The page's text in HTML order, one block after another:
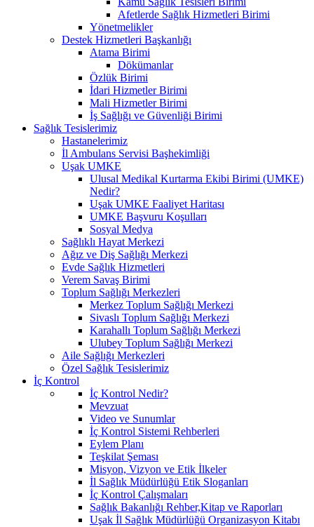
Afetlerde Sağlık Hizmetleri Birimi
Yönetmelikler
Destek Hizmetleri Başkanlığı
Atama Birimi
Dökümanlar
Özlük Birimi
İdari Hizmetler Birimi
Mali Hizmetler Birimi
İş Sağlığı ve Güvenliği Birimi
Sağlık Tesislerimiz
Hastanelerimiz
İl Ambulans Servisi Başhekimliği
Uşak UMKE
Ulusal Medikal Kurtarma Ekibi Birimi (UMKE)
Nedir?
Uşak UMKE Faaliyet Haritası
UMKE Başvuru Koşulları
Sosyal Medya
Sağlıklı Hayat Merkezi
Ağız ve Diş Sağlığı Merkezi
Evde Sağlık Hizmetleri
Verem Savaş Birimi
Toplum Sağlığı Merkezleri
Merkez Toplum Sağlığı Merkezi
Sivaslı Toplum Sağlığı Merkezi
Karahallı Toplum Sağlığı Merkezi
Ulubey Toplum Sağlığı Merkezi
Aile Sağlığı Merkezleri
Özel Sağlık Tesislerimiz
İç Kontrol
İç Kontrol Nedir?
Mevzuat
Video ve Sunumlar
İç Kontrol Sistemi Rehberleri
Eylem Planı
Teşkilat Şeması
Misyon, Vizyon ve Etik İlkeler
İl Sağlık Müdürlüğü Etik Sloganları
İç Kontrol Çalışmaları
Sağlık Bakanlığı Rehber,Kitap ve Raporları
Uşak İl Sağlık Müdürlüğü Organizasyon Kitabı